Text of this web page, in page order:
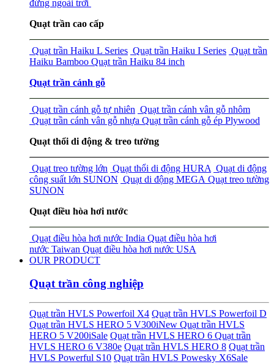
đứng ngoài trời
Quạt trần cao cấp
Quạt trần Haiku L Series Quạt trần Haiku I Series Quạt trần
Haiku Bamboo Quạt trần Haiku 84 inch
Quạt trần cánh gỗ
Quạt trần cánh gỗ tự nhiên Quạt trần cánh vân gỗ nhôm
Quạt trần cánh vân gỗ nhựa Quạt trần cánh gỗ ép Plywood
Quạt thổi di động & treo tường
Quạt treo tường lớn Quạt thổi di động HURA Quạt di động
công suất lớn SUNON Quạt di động MEGA Quạt treo tường
SUNON
Quạt điều hòa hơi nước
Quạt điều hòa hơi nước India Quạt điều hòa hơi
nước Taiwan Quạt điều hòa hơi nước USA
OUR PRODUCT
Quạt trần công nghiệp
Quạt trần HVLS Powerfoil X4 Quạt trần HVLS Powerfoil D
Quạt trần HVLS HERO 5 V300iNew Quạt trần HVLS
HERO 5 V200iSale Quạt trần HVLS HERO 6 Quạt trần
HVLS HERO 6 V380e Quạt trần HVLS HERO 8 Quạt trần
HVLS Powerful S10 Quạt trần HVLS Powesky X6Sale